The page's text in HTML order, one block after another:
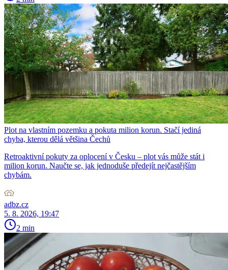
Plot na vlastním pozemku a pokuta milion korun. Stačí jediná
chyba, kterou dělá většina Čechů
Retroaktivní pokuty za oplocení v Česku – plot vás může stát i
milion korun. Naučte se, jak jednoduše předejít nejčastějším
chybám.
adbz.cz
5. 8. 2026, 19:47
2 min